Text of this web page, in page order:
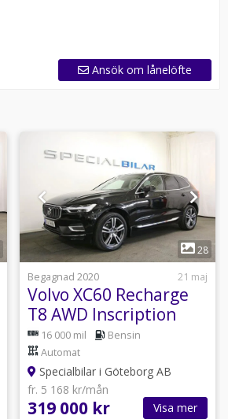
Ansök om lånelöfte
1
28
Begagnad 2020
21 maj
Volvo XC60 Recharge
T8 AWD Inscription
Panorama Head-Up
360°
16 000 mil
Bensin
Automat
Specialbilar i Göteborg AB
fr. 5 168 kr/mån
319 000 kr Visa mer